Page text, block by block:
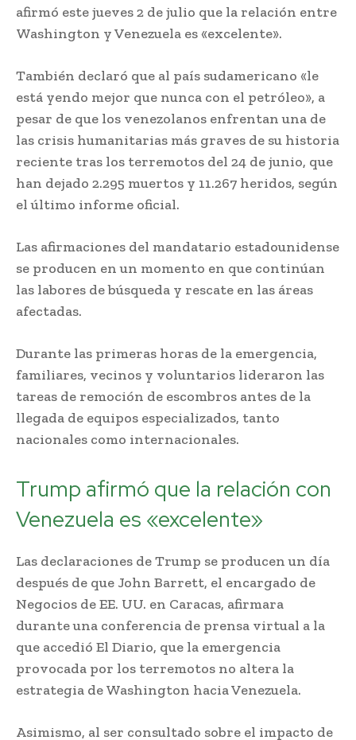
afirmó este jueves 2 de julio que la relación entre
Washington y Venezuela es «excelente».
También declaró que al país sudamericano «le
está yendo mejor que nunca con el petróleo», a
pesar de que los venezolanos enfrentan una de
las crisis humanitarias más graves de su historia
reciente tras los terremotos del 24 de junio, que
han dejado 2.295 muertos y 11.267 heridos, según
el último informe oficial.
Las afirmaciones del mandatario estadounidense
se producen en un momento en que continúan
las labores de búsqueda y rescate en las áreas
afectadas.
Durante las primeras horas de la emergencia,
familiares, vecinos y voluntarios lideraron las
tareas de remoción de escombros antes de la
llegada de equipos especializados, tanto
nacionales como internacionales.
Trump afirmó que la relación con
Venezuela es «excelente»
Las declaraciones de Trump se producen un día
después de que John Barrett, el encargado de
Negocios de EE. UU. en Caracas, afirmara
durante una conferencia de prensa virtual a la
que accedió El Diario, que la emergencia
provocada por los terremotos no altera la
estrategia de Washington hacia Venezuela.
Asimismo, al ser consultado sobre el impacto de